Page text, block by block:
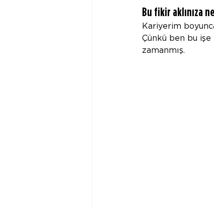
Bu fikir aklınıza
Kariyerim
Çünkü ben bu
zamanmış.